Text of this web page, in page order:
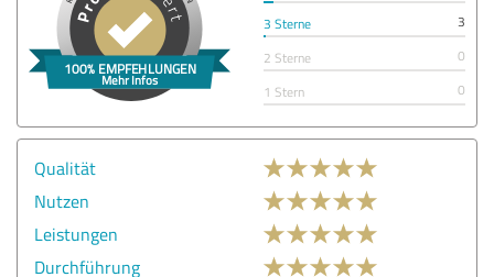
3 Sterne
3
2 Sterne
0
1 Stern
0
Qualität
Nutzen
Leistungen
Durchführung